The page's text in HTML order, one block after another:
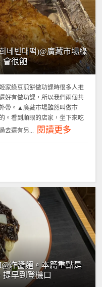
네빈대떡)@廣藏市場綠
會很飽
家綠豆煎餅做功課時很多人推
好有做功課，所以我們兩個共
帶。▲廣藏市場雖然叫做市
。看到順眼的店家，坐下來吃
去還有另...
閱讀更多
炸醬麵。本篇重點是
提早到登機口